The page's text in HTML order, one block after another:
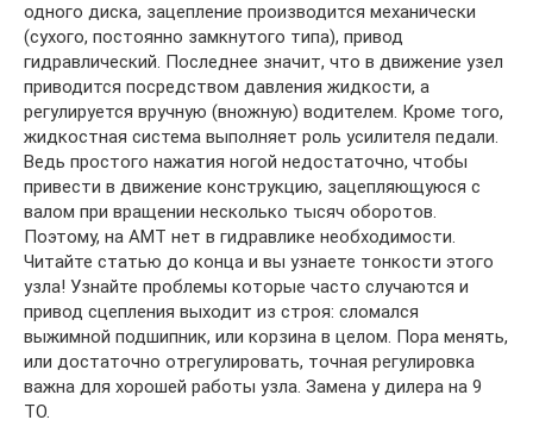
одного диска, зацепление производится механически
(сухого, постоянно замкнутого типа), привод
гидравлический. Последнее значит, что в движение узел
приводится посредством давления жидкости, а
регулируется вручную (вножную) водителем. Кроме того,
жидкостная система выполняет роль усилителя педали.
Ведь простого нажатия ногой недостаточно, чтобы
привести в движение конструкцию, зацепляющуюся с
валом при вращении несколько тысяч оборотов.
Поэтому, на АМТ нет в гидравлике необходимости.
Читайте статью до конца и вы узнаете тонкости этого
узла! Узнайте проблемы которые часто случаются и
привод сцепления выходит из строя: сломался
выжимной подшипник, или корзина в целом. Пора менять,
или достаточно отрегулировать, точная регулировка
важна для хорошей работы узла. Замена у дилера на 9
ТО.